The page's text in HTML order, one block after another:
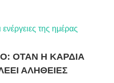
ΟΤΑΝ Η ΚΑΡΔΙΑ
ΑΛΗΘΕΙΕΣ